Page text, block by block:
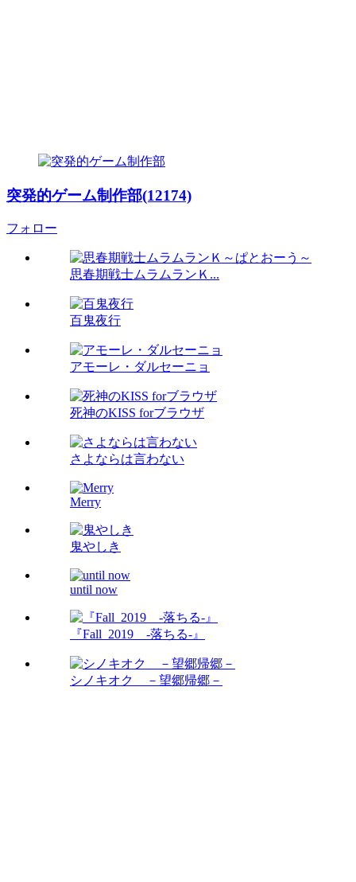
突発的ゲーム制作部(12174)
フォロー
思春期戦士ムラムランＫ...
百鬼夜行
アモーレ・ダルセーニョ
死神のKISS forブラウザ
さよならは言わない
Merry
鬼やしき
until now
『Fall_2019 -落ちる-』
シノキオク －望郷帰郷－